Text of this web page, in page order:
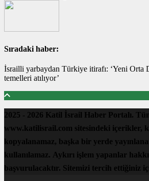
Sıradaki haber:
İsrailli yarbaydan Türkiye itirafı: ‘Yeni Orta
temelleri atılıyor’
2025 - 2026 Katil İsrail Haber Portalı.
www.katilisrail.com sitesindeki içerikler,
kopyalanamaz, başka bir yerde
kullanılamaz. Aykırı işlem yapanlar
başvurulacaktır. Sitemizi tercih ettiğiniz